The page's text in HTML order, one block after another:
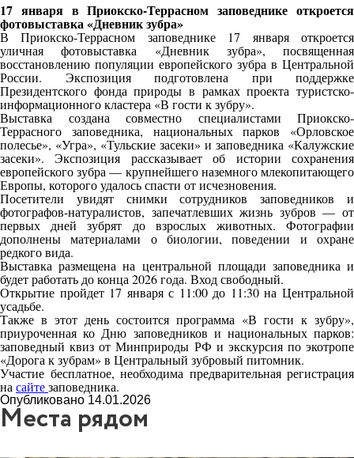
17 января в Приокско-Террасном заповеднике откроется
фотовыставка «Дневник зубра»
В Приокско-Террасном заповеднике 17 января откроется
уличная фотовыставка «Дневник зубра», посвященная
восстановлению популяции европейского зубра в Центральной
России. Экспозиция подготовлена при поддержке
Президентского фонда природы в рамках проекта туристско-
информационного кластера «В гости к зубру».
Выставка создана совместно специалистами Приокско-
Террасного заповедника, национальных парков «Орловское
полесье», «Угра», «Тульские засеки» и заповедника «Калужские
засеки». Экспозиция рассказывает об истории сохранения
европейского зубра — крупнейшего наземного млекопитающего
Европы, которого удалось спасти от исчезновения.
Посетители увидят снимки сотрудников заповедников и
фотографов-натуралистов, запечатлевших жизнь зубров — от
первых дней зубрят до взрослых животных. Фотографии
дополнены материалами о биологии, поведении и охране
редкого вида.
Выставка размещена на центральной площади заповедника и
будет работать до конца 2026 года. Вход свободный.
Открытие пройдет 17 января с 11:00 до 11:30 на Центральной
усадьбе.
Также в этот день состоится программа «В гости к зубру»,
приуроченная ко Дню заповедников и национальных парков:
заповедный квиз от Минприроды РФ и экскурсия по экотропе
«Дорога к зубрам» в Центральный зубровый питомник.
Участие бесплатное, необходима предварительная регистрация
на сайтезаповедника.
Опубликовано 14.01.2026
Места рядом